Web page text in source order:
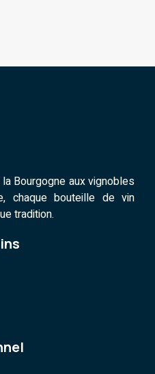
Bourgogne aux vignobles
chaque bouteille de vin
tradition.